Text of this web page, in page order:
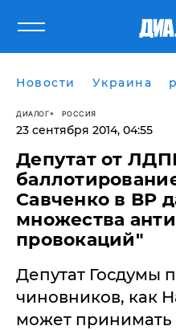
Новости Украина
ДИАЛОГ РОССИЯ
23 сентября 2014, 04:55
Депутат от
Савченко в ВР
множества
провокаций"
Депутат Госдумы
чиновников, как
может принимать